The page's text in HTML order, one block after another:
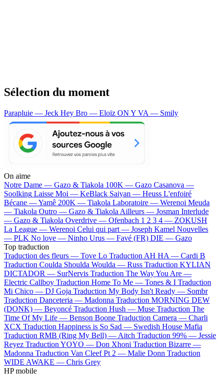
Sélection du moment
Parapluie — Jeck Hey Bro — Eloïz ON Y VA — Smily
On aime
Notre Dame — Gazo & Tiakola 100K — Gazo Casanova —
Soolking Laisse Moi — KeBlack Saiyan — Heuss L'enfoiré
Bécane —Yamê 200K — Tiakola Laboratoire — Werenoi Meuda
— Tiakola Outro — Gazo & Tiakola Ailleurs — Josman Interlude
— Gazo & Tiakola Overdrive — Ofenbach 1 2 3 4 — ZOKUSH
La League — Werenoi Celui qui part — Joseph Kamel Nouvelles
— PLK No love — Ninho Urus — Favé (FR) DIE — Gazo
Top traduction
Traduction des fleurs — Tove Lo Traduction AH HA — Cardi B
Traduction Coulda Shoulda Woulda — Russ Traduction KYLIAN
DICTADOR — SurNervis Traduction The Way You Are —
Electric Callboy Traduction Home To Me — Tones & I Traduction
Mi Chico — DJ Goja Traduction My Body Isn't Ready — Sombr
Traduction Danceteria — Madonna Traduction MORNING DEW
(DONK) — Beyoncé Traduction Hush — Muse Traduction The
Time Of My Life — Benson Boone Traduction Camera — Charli
XCX Traduction Happiness is So Sad — Swedish House Mafia
Traduction RMB (Ring My Bell) — Aitch Traduction 99% — Jessie
Reyez Traduction YOYO — Don Xhoni Traduction Bizarre —
Madonna Traduction Van Cleef Pt 2 — Malie Donn Traduction
WIDE AWAKE — Chris Grey
HP mobile